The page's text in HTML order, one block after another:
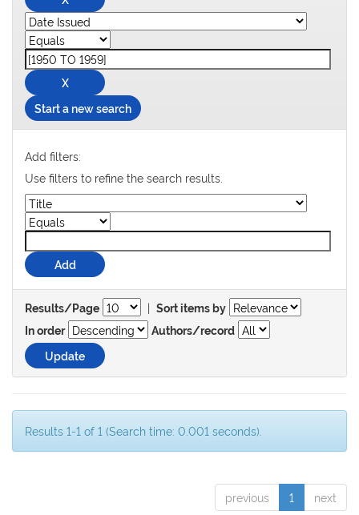
Start a new search
Add filters:
Use filters to refine the search results.
Results/Page | Sort items by
In order
Authors/record
Results 1-1 of 1 (Search time: 0.001 seconds).
previous 1 next